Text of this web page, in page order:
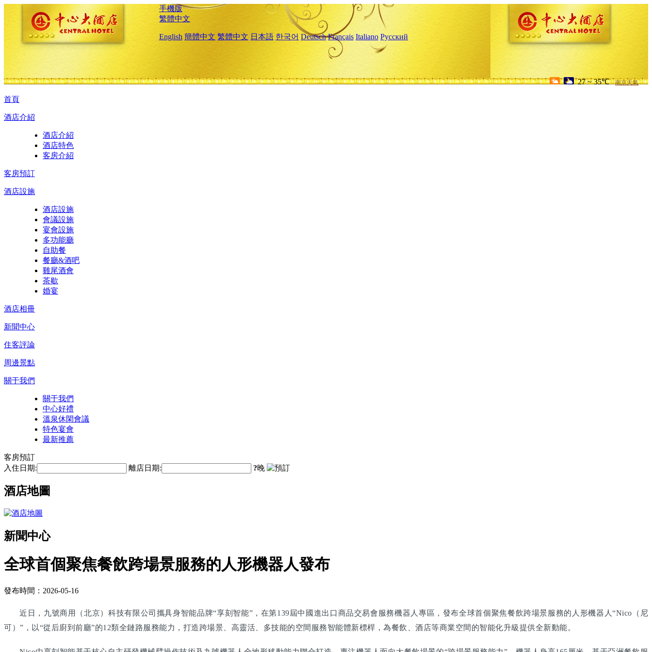
手機版
繁體中文
English 簡體中文 繁體中文 日本語 한국어 Deutsch Français Italiano Русский
27 ~ 35℃ 南京天氣
首頁
酒店介紹
酒店介紹
酒店特色
客房介紹
客房預訂
酒店設施
酒店設施
會議設施
宴會設施
多功能廳
自助餐
餐廳&酒吧
雞尾酒會
茶歇
婚宴
酒店相冊
新聞中心
住客評論
周邊景點
關于我們
關于我們
中心好禮
溫泉休閑會議
特色宴會
最新推薦
客房預訂
入住日期:
離店日期: ?晚
酒店地圖
新聞中心
全球首個聚焦餐飲跨場景服務的人形機器人發布
發布時間：2026-05-16
近日，九號商用（北京）科技有限公司攜具身智能品牌“享刻智能”，在第139屆中國進出口商品交易會服務機器人專區，發布全球首個聚焦餐飲跨場景服務的人形機器人“Nico（尼
可）”，以“從后廚到前廳”的12類全鏈路服務能力，打造跨場景、高靈活、多技能的空間服務智能體新標桿，為餐飲、酒店等商業空間的智能化升級提供全新動能。